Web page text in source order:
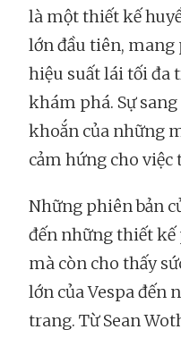
là một thiết kế
lớn đầu tiên, mang
hiệu suất lái tối
khám phá. Sự
khoắn của những
cảm hứng cho việc
Những phiên bản
đến những thiết kế
mà còn cho thấy
lớn của Vespa đến
trang. Từ Sean